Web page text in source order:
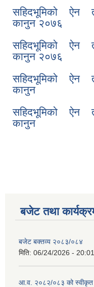
सहिदभूमिको ऐन
कानुन २०७६
सहिदभूमिको ऐन
कानुन २०७६
सहिदभूमिको ऐन
कानुन
सहिदभूमिको ऐन
कानुन
बजेट तथा
बजेट बक्तव्य २०८३/०८४
मिति: 06/24/2026 - 20:01
आ.व. २०८२/०८३ को स्वीकृत